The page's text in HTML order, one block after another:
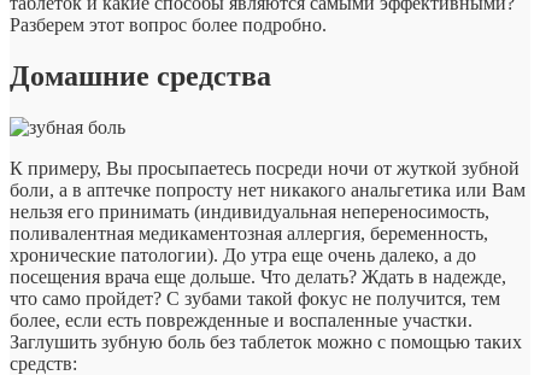
Разберем этот вопрос более подробно.
Домашние средства
К примеру, Вы просыпаетесь посреди ночи от жуткой зубной
боли, а в аптечке попросту нет никакого анальгетика или Вам
нельзя его принимать (индивидуальная непереносимость,
поливалентная медикаментозная аллергия, беременность,
хронические патологии). До утра еще очень далеко, а до
посещения врача еще дольше. Что делать? Ждать в надежде,
что само пройдет? С зубами такой фокус не получится, тем
более, если есть поврежденные и воспаленные участки.
Заглушить зубную боль без таблеток можно с помощью таких
средств: